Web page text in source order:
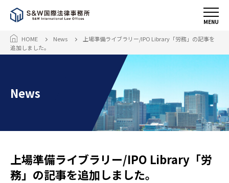
MENU
HOME News
上場準備ライブラリー/IPO Library「労務」の記事を
追加しました。
News
上場準備ライブラリー/IPO Library「労
務」の記事を追加しました。